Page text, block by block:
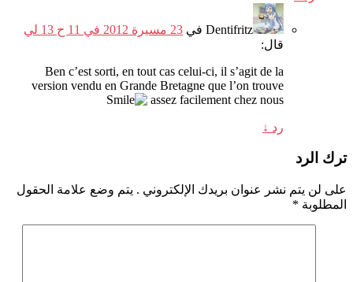
Dentifritz في 23 مسيرة 2012 في 11 ح 13 لي
قال:
Ben c’est sorti, en tout cas celui-ci, il s’agit de la
version vendu en Grande Bretagne que l’on trouve
assez facilement chez nous
رد ↓
ترك الرد
على لن يتم نشر عنوان بريدك الإلكتروني . يتم وضع علامة الحقول
المطلوبة *